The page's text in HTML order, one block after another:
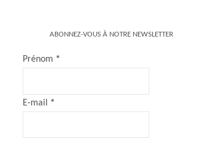
ABONNEZ-VOUS À NOTRE NEWSLETTER
Prénom *
E-mail *